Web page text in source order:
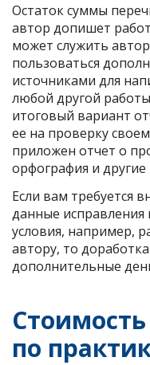
Остаток суммы
автор допишет
может служить
пользоваться
источниками для
любой другой
итоговый вариант
ее на проверку
приложен отчет о
орфография и
Если вам требуется
данные исправления
условия, например,
автору, то
дополнительные
по